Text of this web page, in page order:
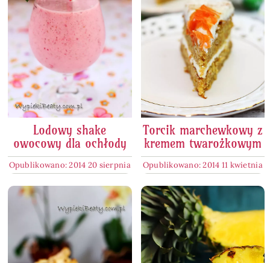
Lodowy shake
owocowy dla ochłody
Opublikowano: 2014 20 sierpnia
Torcik marchewkowy z
kremem twarożkowym
Opublikowano: 2014 11 kwietnia